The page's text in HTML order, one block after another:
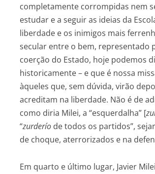
completamente corrompidas nem
estudar e a seguir as ideias da
liberdade e os inimigos mais
secular entre o bem, representado
coerção do Estado, hoje podemos
historicamente – e que é nossa
àqueles que, sem dúvida, virão
acreditam na liberdade. Não é de
como diria Milei, a “esquerdalha” [
“zurderío de todos os partidos”,
de choque, aterrorizados e na
Em quarto e último lugar, Javier